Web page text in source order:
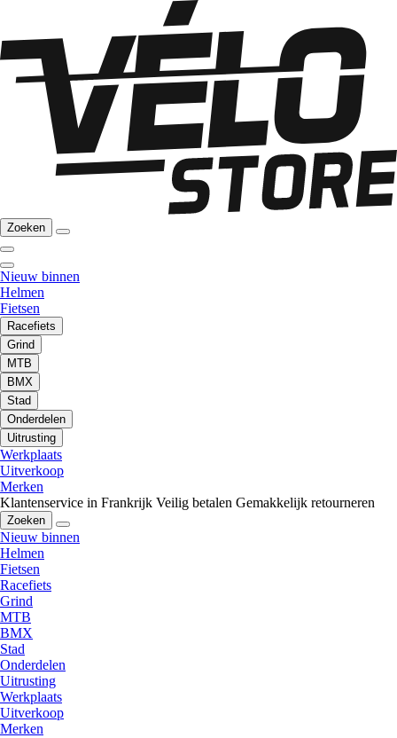
Zoeken
Nieuw binnen
Helmen
Fietsen
Racefiets
Grind
MTB
BMX
Stad
Onderdelen
Uitrusting
Werkplaats
Uitverkoop
Merken
Klantenservice in Frankrijk Veilig betalen Gemakkelijk retourneren
Zoeken
Nieuw binnen
Helmen
Fietsen
Racefiets
Grind
MTB
BMX
Stad
Onderdelen
Uitrusting
Werkplaats
Uitverkoop
Merken